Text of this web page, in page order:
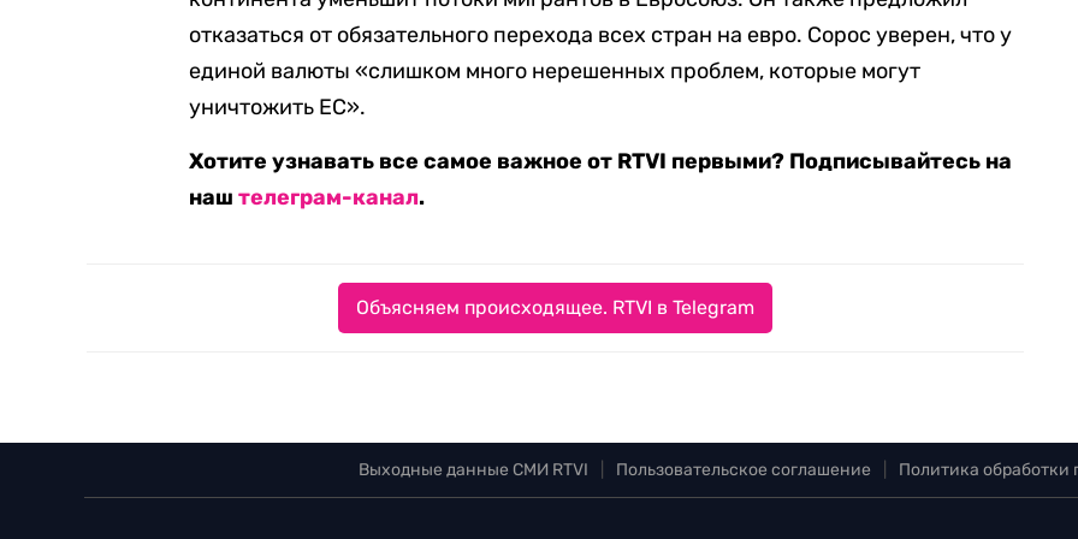
отказаться от обязательного перехода всех стран на евро. Сорос уверен, что у
единой валюты «слишком много нерешенных проблем, которые могут
уничтожить ЕС».
Хотите узнавать все самое важное от RTVI первыми? Подписывайтесь на
наштелеграм-канал.
Объясняем происходящее. RTVI в Telegram
Выходные данные СМИ RTVI Пользовательское соглашение Политика